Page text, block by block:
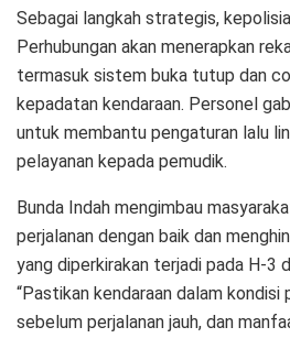
Sebagai langkah strategis,
Perhubungan akan menerapkan
termasuk sistem buka tutup dan
kepadatan kendaraan. Personel
untuk membantu pengaturan lalu
pelayanan kepada pemudik.
Bunda Indah mengimbau
perjalanan dengan baik dan
yang diperkirakan terjadi pada H-3
“Pastikan kendaraan dalam kondisi
sebelum perjalanan jauh, dan